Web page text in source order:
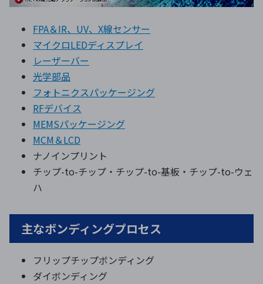
FPA＆IR、UV、X線センサー
マイクロLEDディスプレイ
レーザーバー
光学部品
フォトニクスパッケージング
RFデバイス
MEMSパッケージング
MCM＆LCD
ナノインプリント
チップ-to-チップ・チップ-to-基板・チップ-to-ウェ
ハ
主なボンディングプロセス
フリップチップボンディング
ダイボンディング